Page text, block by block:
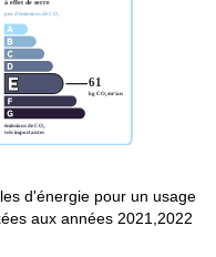
d'énergie pour un usage
aux années 2021,2022